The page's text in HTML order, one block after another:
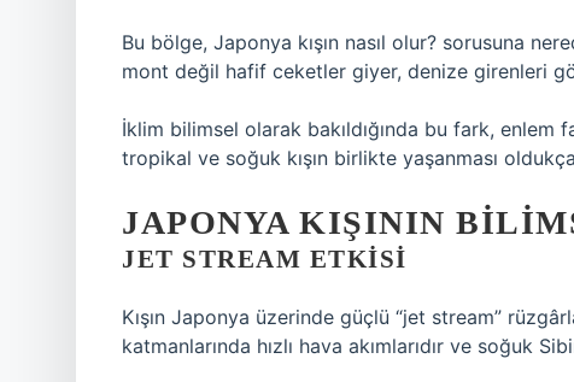
Bu bölge, Japonya kışın nasıl olur? sorusuna
mont değil hafif ceketler giyer, denize girenleri
İklim bilimsel olarak bakıldığında bu fark, enlem
tropikal ve soğuk kışın birlikte yaşanması
JAPONYA KIŞININ
JET STREAM ETKISI
Kışın Japonya üzerinde güçlü “jet stream”
katmanlarında hızlı hava akımlarıdır ve soğuk